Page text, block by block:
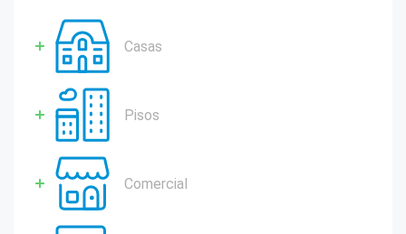
Casas
Pisos
Comercial